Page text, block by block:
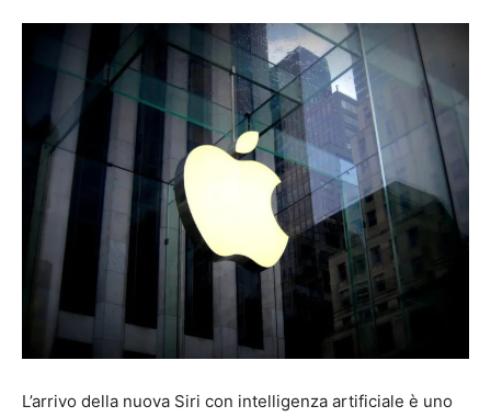
L’arrivo della nuova Siri con intelligenza artificiale è uno